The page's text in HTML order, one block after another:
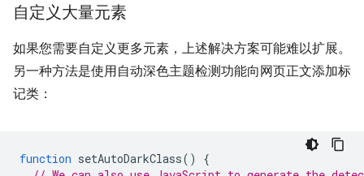
自定义大量元素
如果您需要自定义更多元素，上述解决方案可能难以扩展。
另一种方法是使用自动深色主题检测功能向网页正文添加标
记类：
function setAutoDarkClass()
{